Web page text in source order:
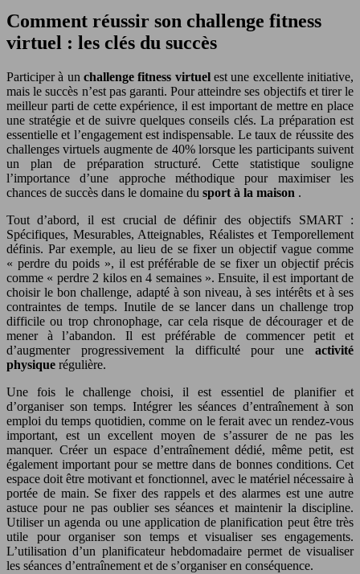
Comment réussir son challenge fitness
virtuel : les clés du succès
Participer à un challenge fitness virtuel est une excellente initiative,
mais le succès n’est pas garanti. Pour atteindre ses objectifs et tirer le
meilleur parti de cette expérience, il est important de mettre en place
une stratégie et de suivre quelques conseils clés. La préparation est
essentielle et l’engagement est indispensable. Le taux de réussite des
challenges virtuels augmente de 40% lorsque les participants suivent
un plan de préparation structuré. Cette statistique souligne
l’importance d’une approche méthodique pour maximiser les
chances de succès dans le domaine du sport à la maison .
Tout d’abord, il est crucial de définir des objectifs SMART :
Spécifiques, Mesurables, Atteignables, Réalistes et Temporellement
définis. Par exemple, au lieu de se fixer un objectif vague comme
« perdre du poids », il est préférable de se fixer un objectif précis
comme « perdre 2 kilos en 4 semaines ». Ensuite, il est important de
choisir le bon challenge, adapté à son niveau, à ses intérêts et à ses
contraintes de temps. Inutile de se lancer dans un challenge trop
difficile ou trop chronophage, car cela risque de décourager et de
mener à l’abandon. Il est préférable de commencer petit et
d’augmenter progressivement la difficulté pour une activité
physique régulière.
Une fois le challenge choisi, il est essentiel de planifier et
d’organiser son temps. Intégrer les séances d’entraînement à son
emploi du temps quotidien, comme on le ferait avec un rendez-vous
important, est un excellent moyen de s’assurer de ne pas les
manquer. Créer un espace d’entraînement dédié, même petit, est
également important pour se mettre dans de bonnes conditions. Cet
espace doit être motivant et fonctionnel, avec le matériel nécessaire à
portée de main. Se fixer des rappels et des alarmes est une autre
astuce pour ne pas oublier ses séances et maintenir la discipline.
Utiliser un agenda ou une application de planification peut être très
utile pour organiser son temps et visualiser ses engagements.
L’utilisation d’un planificateur hebdomadaire permet de visualiser
les séances d’entraînement et de s’organiser en conséquence.